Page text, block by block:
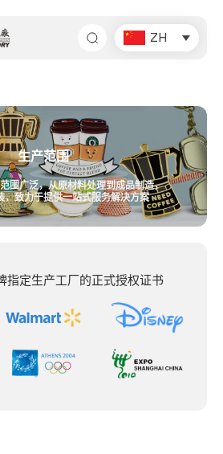
ZH
生产范围
围广泛，从原材料处理到成品制造，
，致力于提供一站式服务解决方案
指定生产工厂的正式授权证书